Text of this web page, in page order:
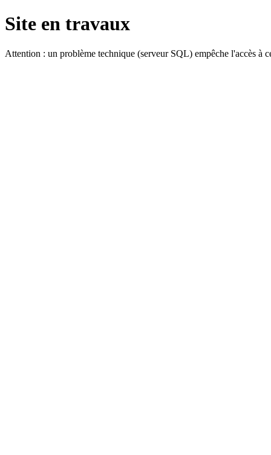
Site en travaux
Attention : un problème technique (serveur SQL) empêche l'accès à